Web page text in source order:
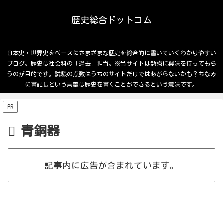
歴史総合ドットコム
日本史・世界史をベースにさまざまな歴史を総合的に書いていくわかりやすい
ブログ。歴史は社会科の「過去」担当。※当サイトは勉強に興味を持ってもら
うのが目的です。試験の点数はうちのサイトだけではあがらないかも？ちなみ
に書記長という言葉は歴史を書くことができるという意味です。
PR
青銅器
記事内に広告が含まれています。